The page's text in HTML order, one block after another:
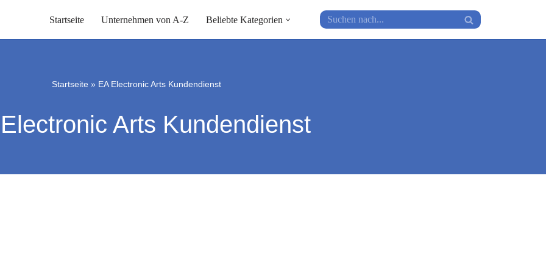
Startseite Unternehmen von A-Z Beliebte Kategorien
Startseite » EA Electronic Arts Kundendienst
Arts Kundendienst